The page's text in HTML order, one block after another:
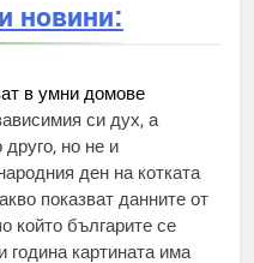
новини:
в умни домове
си дух, а
но не и
ден на котката
показват данните от
който българите се
година картината има